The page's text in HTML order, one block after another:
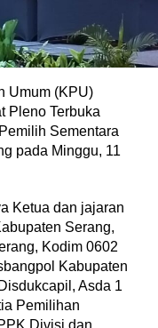
Umum (KPU)
Pleno Terbuka
Sementara
pada Minggu, 11
Ketua dan jajaran
Serang,
Kodim 0602
Kabupaten
Asda 1
Pemilihan
Divisi dan